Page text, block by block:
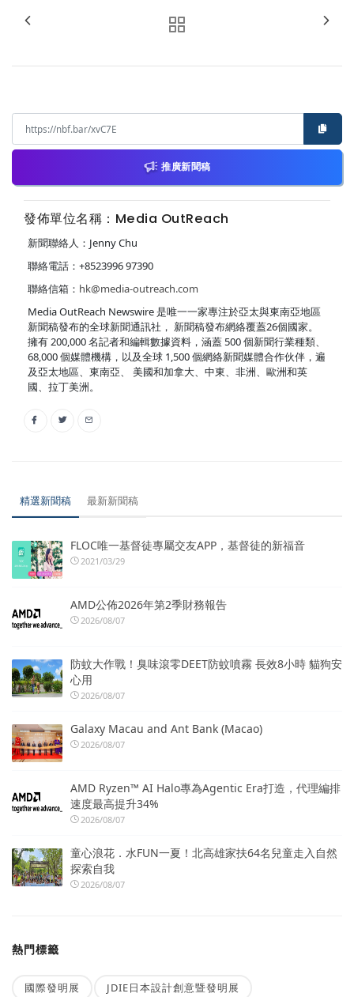
推廣新聞稿
發佈單位名稱：Media OutReach
新聞聯絡人：Jenny Chu
聯絡電話：+8523996 97390
聯絡信箱： hk@media-outreach.com
Media OutReach Newswire 是唯一一家專注於亞太與東南亞地區
新聞稿發布的全球新聞通訊社， 新聞稿發布網絡覆蓋26個國家。
擁有 200,000 名記者和編輯數據資料，涵蓋 500 個新聞行業種類、
68,000 個媒體機構，以及全球 1,500 個網絡新聞媒體合作伙伴，遍
及亞太地區、東南亞、 美國和加拿大、中東、非洲、歐洲和英
國、拉丁美洲。
精選新聞稿 最新新聞稿
FLOC唯一基督徒專屬交友APP，基督徒的新福音
2021/03/29
AMD公佈2026年第2季財務報告
2026/08/07
防蚊大作戰！臭味滾零DEET防蚊噴霧 長效8小時 貓狗安
心用
2026/08/07
Galaxy Macau and Ant Bank (Macao)
2026/08/07
AMD Ryzen™ AI Halo專為Agentic Era打造，代理編排
速度最高提升34%
2026/08/07
童心浪花．水FUN一夏！北高雄家扶64名兒童走入自然
探索自我
2026/08/07
熱門標籤
國際發明展 JDIE日本設計創意暨發明展